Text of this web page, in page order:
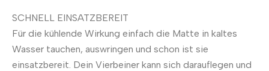
SCHNELL EINSATZBEREIT
Für die kühlende Wirkung einfach die Matte in kaltes
Wasser tauchen, auswringen und schon ist sie
einsatzbereit. Dein Vierbeiner kann sich darauflegen und